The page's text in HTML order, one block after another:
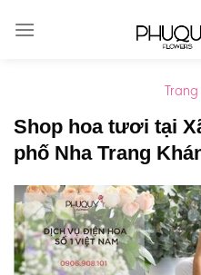
Shop hoa tươi tại
phố Nha Trang